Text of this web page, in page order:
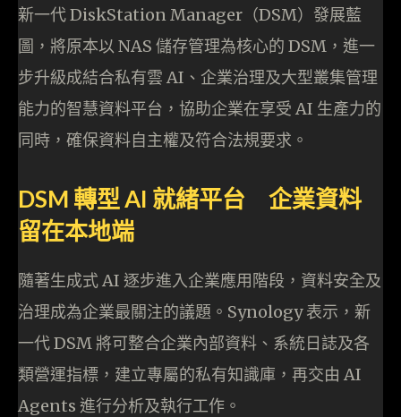
新一代 DiskStation Manager（DSM）發展藍
圖，將原本以 NAS 儲存管理為核心的 DSM，進一
步升級成結合私有雲 AI、企業治理及大型叢集管理
能力的智慧資料平台，協助企業在享受 AI 生產力的
同時，確保資料自主權及符合法規要求。
DSM 轉型 AI 就緒平台 企業資料
留在本地端
隨著生成式 AI 逐步進入企業應用階段，資料安全及
治理成為企業最關注的議題。Synology 表示，新
一代 DSM 將可整合企業內部資料、系統日誌及各
類營運指標，建立專屬的私有知識庫，再交由 AI
Agents 進行分析及執行工作。